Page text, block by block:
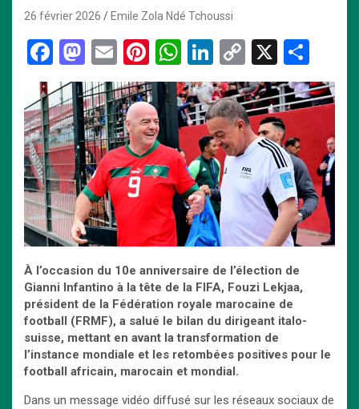
26 février 2026 Emile Zola Ndé Tchoussi
F
a
ce
b
o
o
k
M
a
st
o
d
o
n
E
m
ail
Pi
nt
er
es
t
W
h
at
s
A
p
p
Li
n
ke
dI
n
C
o
py
Li
n
k
X
ar
ta
er
À l’occasion du 10e anniversaire de l’élection de
Gianni Infantino à la tête de la FIFA, Fouzi Lekjaa,
président de la Fédération royale marocaine de
football (FRMF), a salué le bilan du dirigeant italo-
suisse, mettant en avant la transformation de
l’instance mondiale et les retombées positives pour le
football africain, marocain et mondial.
Dans un message vidéo diffusé sur les réseaux sociaux de